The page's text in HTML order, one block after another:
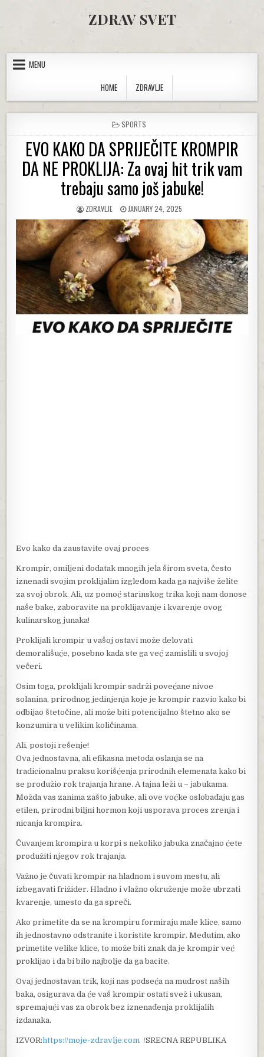
ZDRAV SVET
MENU
HOME
ZDRAVLJE
POSTED IN
SPORTS
EVO KAKO DA SPRIJEČITE KROMPIR
DA NE PROKLIJA: Za ovaj hit trik vam
trebaju samo još jabuke!
AUTHOR:
ZDRAVLJE PUBLISHED DATE:
JANUARY 24, 2025
Evo kako da zaustavite ovaj proces
Krompir, omiljeni dodatak mnogih jela širom sveta, često
iznenadi svojim proklijalim izgledom kada ga najviše želite
za svoj obrok. Ali, uz pomoć starinskog trika koji nam donose
naše bake, zaboravite na proklijavanje i kvarenje ovog
kulinarskog junaka!
Proklijali krompir u vašoj ostavi može delovati
demorališuće, posebno kada ste ga već zamislili u svojoj
večeri.
Osim toga, proklijali krompir sadrži povećane nivoe
solanina, prirodnog jedinjenja koje je krompir razvio kako bi
odbijao štetočine, ali može biti potencijalno štetno ako se
konzumira u velikim količinama.
Ali, postoji rešenje!
Ova jednostavna, ali efikasna metoda oslanja se na
tradicionalnu praksu korišćenja prirodnih elemenata kako bi
se produžio rok trajanja hrane. A tajna leži u – jabukama.
Možda vas zanima zašto jabuke, ali ove voćke oslobađaju gas
etilen, prirodni biljni hormon koji usporava proces zrenja i
nicanja krompira.
Čuvanjem krompira u korpi s nekoliko jabuka značajno ćete
produžiti njegov rok trajanja.
Važno je čuvati krompir na hladnom i suvom mestu, ali
izbegavati frižider. Hladno i vlažno okruženje može ubrzati
kvarenje, umesto da ga spreči.
Ako primetite da se na krompiru formiraju male klice, samo
ih jednostavno odstranite i koristite krompir. Međutim, ako
primetite velike klice, to može biti znak da je krompir već
proklijao i da bi bilo najbolje da ga bacite.
Ovaj jednostavan trik, koji nas podseća na mudrost naših
baka, osigurava da će vaš krompir ostati svež i ukusan,
spremajući vas za obrok bez iznenađenja proklijalih
izdanaka.
IZVOR:https://moje-zdravlje.com /SRECNA REPUBLIKA